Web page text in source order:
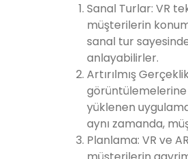
Sanal Turlar: VR
müşterilerin
sanal tur
anlayabilirler.
Artırılmış
yüklenen
aynı zamanda,
Planlama: VR ve